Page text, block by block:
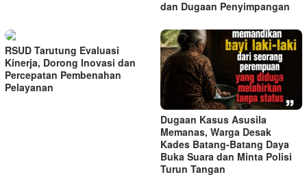
dan Dugaan Penyimpangan
RSUD Tarutung Evaluasi
Kinerja, Dorong Inovasi dan
Percepatan Pembenahan
Pelayanan
Dugaan Kasus Asusila
Memanas, Warga Desak
Kades Batang-Batang Daya
Buka Suara dan Minta Polisi
Turun Tangan